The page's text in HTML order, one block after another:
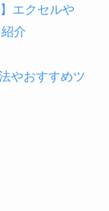
エクセルや
介
やおすすめツ